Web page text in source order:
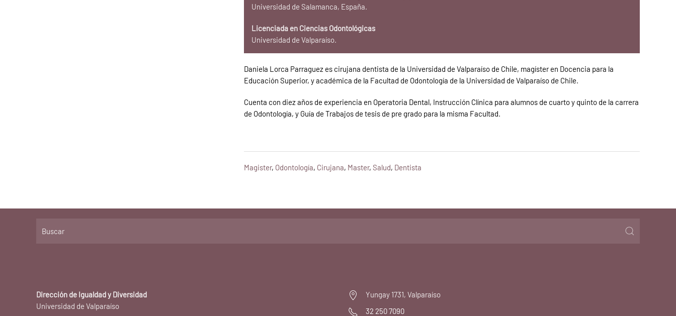
Universidad de Salamanca, España.
Licenciada en Ciencias Odontológicas
Universidad de Valparaíso.
Daniela Lorca Parraguez es cirujana dentista de la Universidad de Valparaíso de Chile, magíster en Docencia para la
Educación Superior, y académica de la Facultad de Odontología de la Universidad de Valparaíso de Chile.
Cuenta con diez años de experiencia en Operatoria Dental, Instrucción Clínica para alumnos de cuarto y quinto de la carrera
de Odontología, y Guía de Trabajos de tesis de pre grado para la misma Facultad.
Magister, Odontología, Cirujana, Master,Salud, Dentista
Dirección de Igualdad y Diversidad
Universidad de Valparaíso
Yungay 1731, Valparaíso
32 250 7090